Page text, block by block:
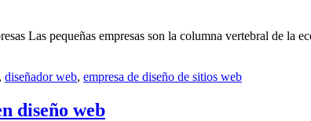
Las pequeñas empresas son la columna vertebral de la
, diseñador web, empresa de diseño de sitios web
diseño web